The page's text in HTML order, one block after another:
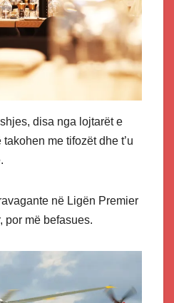
disa nga lojtarët e
me tifozët dhe t’u
në Ligën Premier
por më befasues.